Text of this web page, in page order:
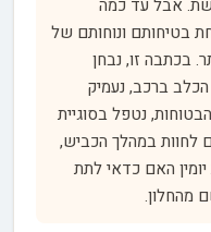
אבל עד כמה
בטיחותם ונוחותם של
בכתבה זו, נבחן
הכלב ברכב, נעמיק
נטפל בסוגיית
לחוות במהלך הכביש,
האם כדאי לתת
מהחלון.